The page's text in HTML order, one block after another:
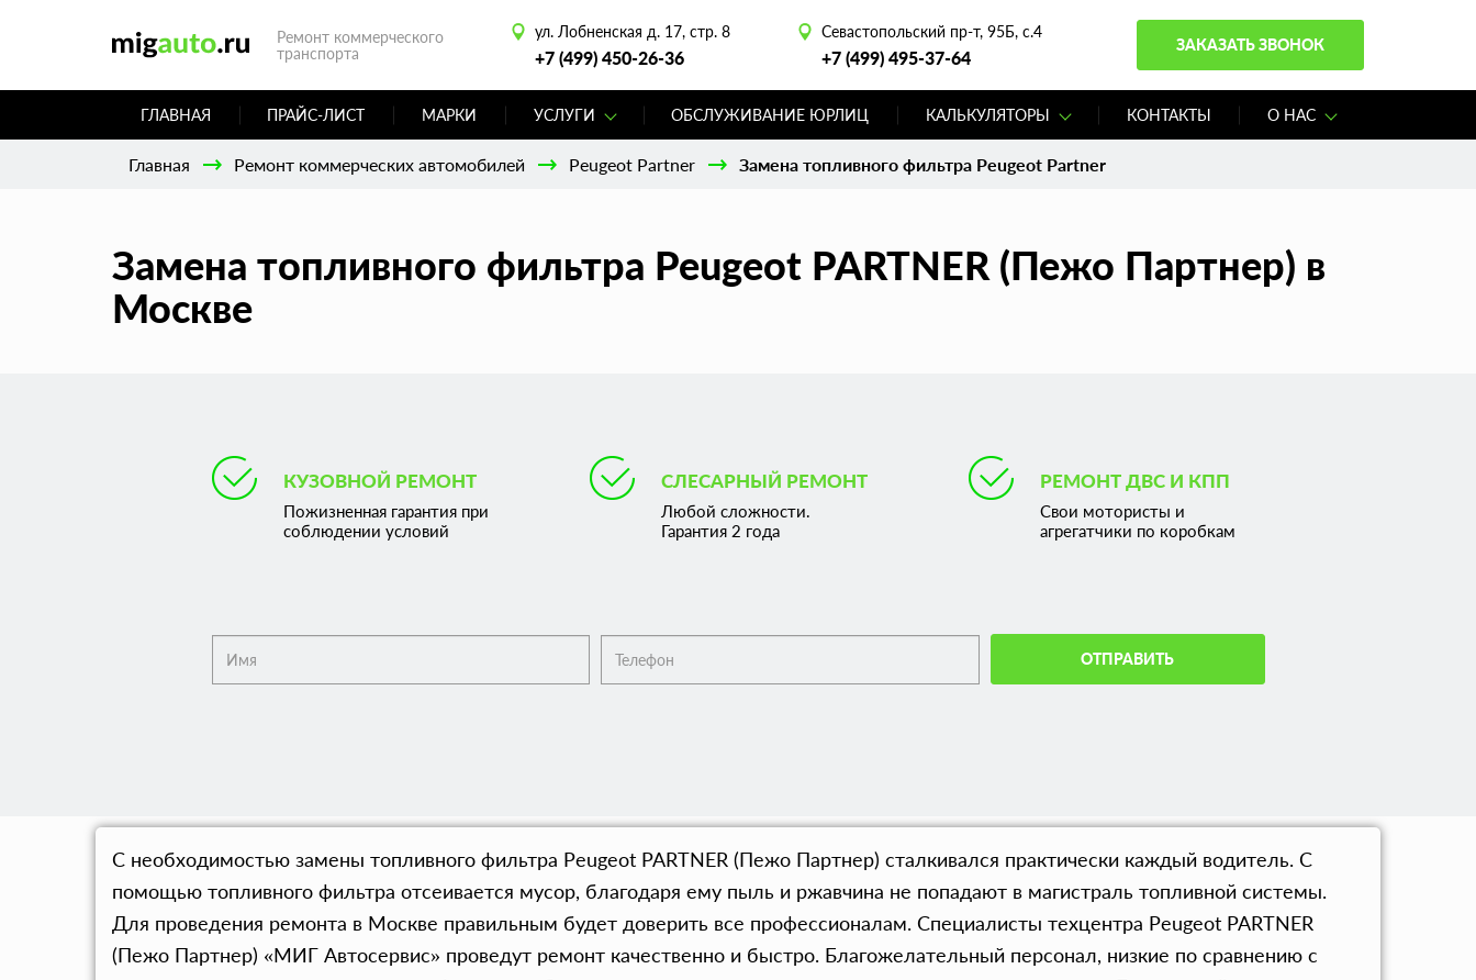
Ремонт коммерческого
транспорта
ул. Лобненская д. 17, стр. 8
+7 (499) 450-26-36
Севастопольский пр-т, 95Б, с.4
+7 (499) 495-37-64
ЗАКАЗАТЬ ЗВОНОК
ГЛАВНАЯ ПРАЙС-ЛИСТ МАРКИ УСЛУГИ ОБСЛУЖИВАНИЕ ЮРЛИЦ КАЛЬКУЛЯТОРЫ КОНТАКТЫ О НАС
Главная Ремонт коммерческих автомобилей Peugeot Partner Замена топливного фильтра Peugeot Partner
Замена топливного фильтра Peugeot PARTNER (Пежо Партнер) в
Москве
КУЗОВНОЙ РЕМОНТ
Пожизненная гарантия при
соблюдении условий
СЛЕСАРНЫЙ РЕМОНТ
Любой сложности.
Гарантия 2 года
РЕМОНТ ДВС И КПП
Свои мотористы и
агрегатчики по коробкам
ОТПРАВИТЬ
С необходимостью замены топливного фильтра Peugeot PARTNER (Пежо Партнер) сталкивался практически каждый водитель. С
помощью топливного фильтра отсеивается мусор, благодаря ему пыль и ржавчина не попадают в магистраль топливной системы.
Для проведения ремонта в Москве правильным будет доверить все профессионалам. Специалисты техцентра Peugeot PARTNER
(Пежо Партнер) «МИГ Автосервис» проведут ремонт качественно и быстро. Благожелательный персонал, низкие по сравнению с